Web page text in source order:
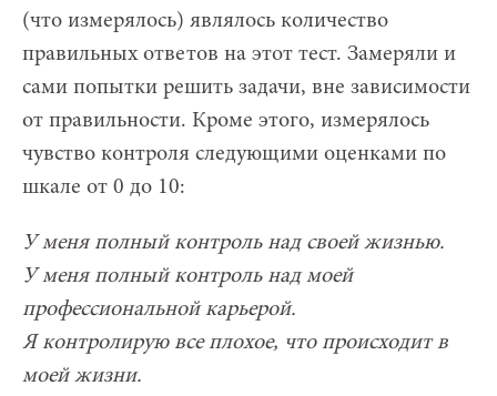
(что измерялось) являлось количество
правильных ответов на этот тест. Замеряли и
сами попытки решить задачи, вне зависимости
от правильности. Кроме этого, измерялось
чувство контроля следующими оценками по
шкале от 0 до 10:
У меня полный контроль над своей жизнью.
У меня полный контроль над моей
профессиональной карьерой.
Я контролирую все плохое, что происходит в
моей жизни.